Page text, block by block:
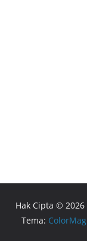
Hak Cipta © 2026
Tema: ColorMag